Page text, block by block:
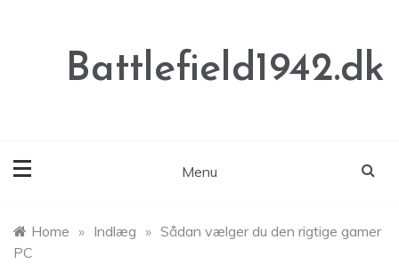
Battlefield1942.dk
Menu
Home » Indlæg » Sådan vælger du den rigtige gamer
PC